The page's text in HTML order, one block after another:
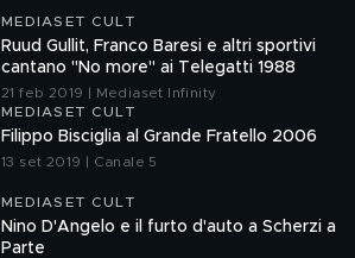
MEDIASET CULT
Ruud Gullit, Franco Baresi e altri sportivi
cantano "No more" ai Telegatti 1988
21 feb 2019 | Mediaset Infinity
MEDIASET CULT
Filippo Bisciglia al Grande Fratello 2006
13 set 2019 | Canale 5
MEDIASET CULT
Nino D'Angelo e il furto d'auto a Scherzi a
Parte